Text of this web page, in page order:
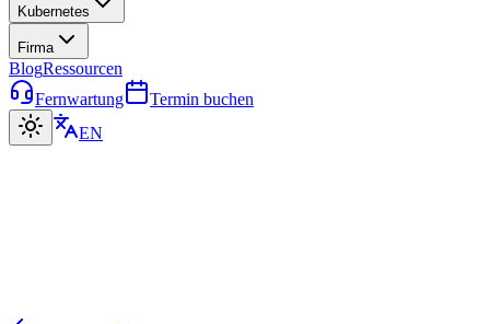
Kubernetes
Firma
BlogRessourcen
Fernwartung
Termin buchen
EN